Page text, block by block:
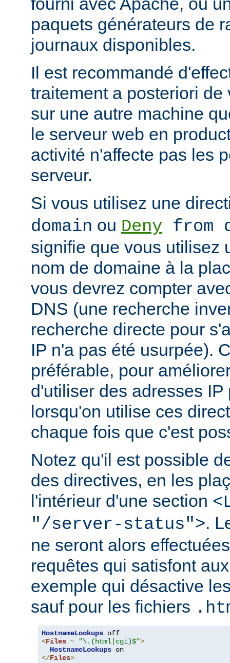
paquets générateurs de
journaux disponibles.
Il est recommandé
traitement a posteriori
sur une autre machine
le serveur web en
activité n'affecte pas les
serveur.
Si vous utilisez une
domain ou Deny from
signifie que vous utilisez
nom de domaine à la
vous devrez compter
DNS (une recherche
recherche directe pour
IP n'a pas été usurpée).
préférable, pour
d'utiliser des adresses
lorsqu'on utilise ces
chaque fois que c'est
Notez qu'il est possible
des directives, en les
l'intérieur d'une section
"/server-status">.
ne seront alors
requêtes qui satisfont
exemple qui désactive
sauf pour les fichiers
HostnameLookups
<Files ~ "\.(html|cgi)$">
HostnameLookups
</Files>